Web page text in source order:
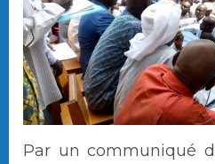
Par un communiqué